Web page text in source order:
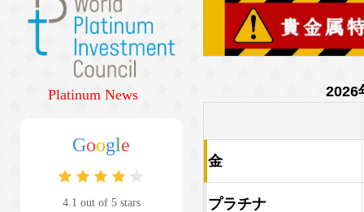
Platinum News
Google
4.1 out of 5 stars